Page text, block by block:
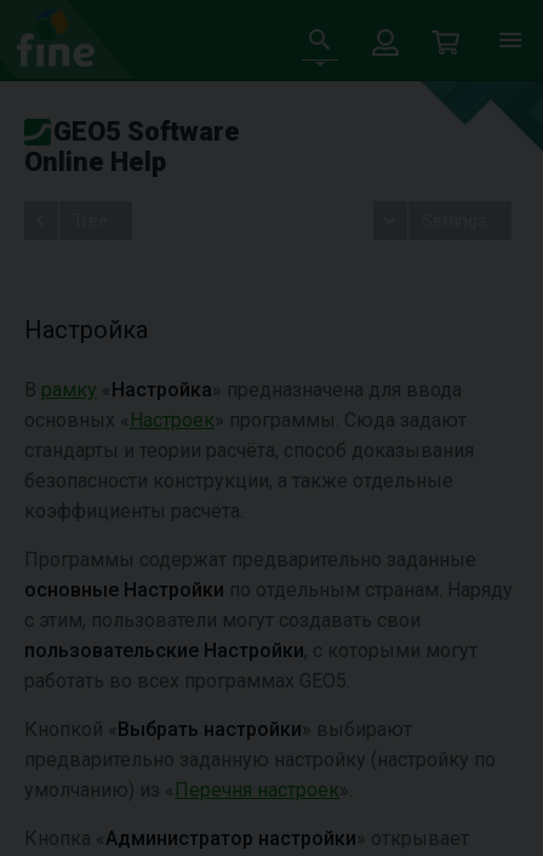
GEO5 Software
Online Help
Настройка
В рамку « Настройка » предназначена для ввода
основных « Настроек » программы. Сюда задают
стандарты и теории расчёта, способ доказывания
безопасности конструкции, а также отдельные
коэффициенты расчёта.
Программы содержат предварительно заданные
основные Настройки по отдельным странам. Наряду
с этим, пользователи могут создавать свои
пользовательские Настройки, с которыми могут
работать во всех программах GEO5.
Кнопкой « Выбрать настройки » выбирают
предварительно заданную настройку (настройку по
умолчанию) из « Перечня настроек ».
Кнопка «Администратор настройки » открывает